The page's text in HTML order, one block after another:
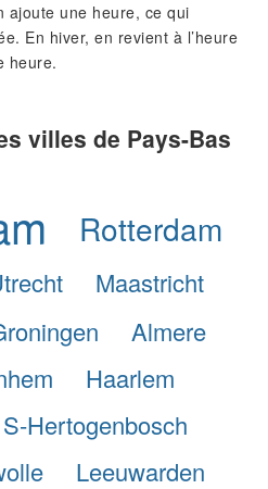
ajoute une heure, ce qui
En hiver, en revient à l’heure
heure.
villes de Pays-Bas
Rotterdam
Maastricht
Almere
Haarlem
S-Hertogenbosch
Leeuwarden